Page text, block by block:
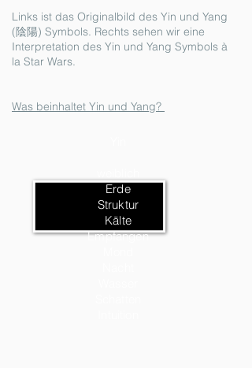
Links ist das Originalbild des Yin und Yang
(陰陽) Symbols. Rechts sehen wir eine
Interpretation des Yin und Yang Symbols à
la Star Wars.
Was beinhaltet Yin und Yang?
Erde
Struktur
Kälte
Empfangen